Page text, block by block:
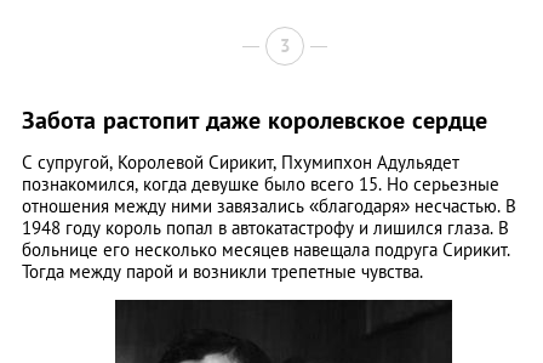
3
Забота растопит даже королевское сердце
С супругой, Королевой Сирикит, Пхумипхон Адульядет
познакомился, когда девушке было всего 15. Но серьезные
отношения между ними завязались «благодаря» несчастью. В
1948 году король попал в автокатастрофу и лишился глаза. В
больнице его несколько месяцев навещала подруга Сирикит.
Тогда между парой и возникли трепетные чувства.